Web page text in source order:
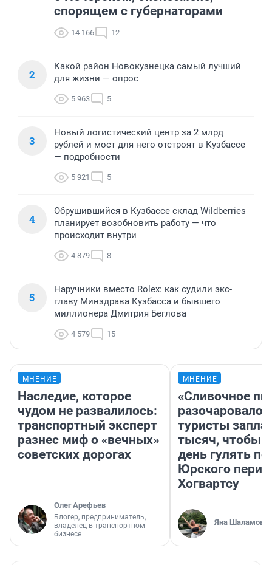
спорящем с губернаторами
14 166 12
2
Какой район Новокузнецка самый лучший
для жизни — опрос
5 963 5
3
Новый логистический центр за 2 млрд
рублей и мост для него отстроят в Кузбассе
— подробности
5 921 5
4
Обрушившийся в Кузбассе склад Wildberries
планирует возобновить работу — что
происходит внутри
4 879 8
5
Наручники вместо Rolex: как судили экс-
главу Минздрава Кузбасса и бывшего
миллионера Дмитрия Беглова
4 579 15
МНЕНИЕ
Наследие, которое
чудом не развалилось:
транспортный эксперт
разнес миф о «вечных»
советских дорогах
Олег Арефьев
Блогер, предприниматель,
владелец в транспортном
бизнесе
МНЕНИЕ
«Сливочное
разочаровало»:
туристы
тысяч, чтобы
день гулять по
Юрского
Хогвартсу
Яна Шаламова